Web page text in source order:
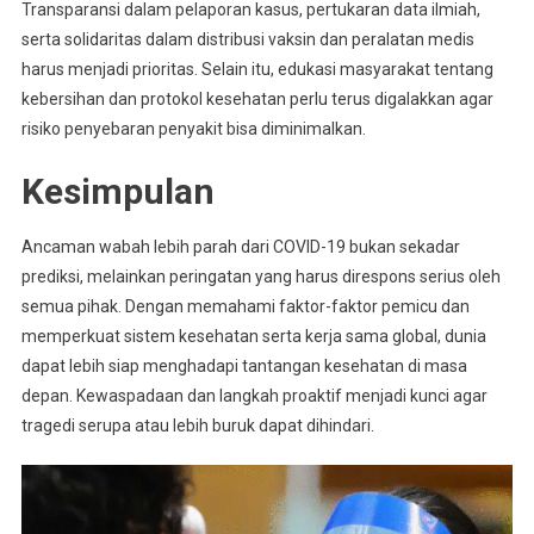
Transparansi dalam pelaporan kasus, pertukaran data ilmiah,
serta solidaritas dalam distribusi vaksin dan peralatan medis
harus menjadi prioritas. Selain itu, edukasi masyarakat tentang
kebersihan dan protokol kesehatan perlu terus digalakkan agar
risiko penyebaran penyakit bisa diminimalkan.
Kesimpulan
Ancaman wabah lebih parah dari COVID-19 bukan sekadar
prediksi, melainkan peringatan yang harus direspons serius oleh
semua pihak. Dengan memahami faktor-faktor pemicu dan
memperkuat sistem kesehatan serta kerja sama global, dunia
dapat lebih siap menghadapi tantangan kesehatan di masa
depan. Kewaspadaan dan langkah proaktif menjadi kunci agar
tragedi serupa atau lebih buruk dapat dihindari.